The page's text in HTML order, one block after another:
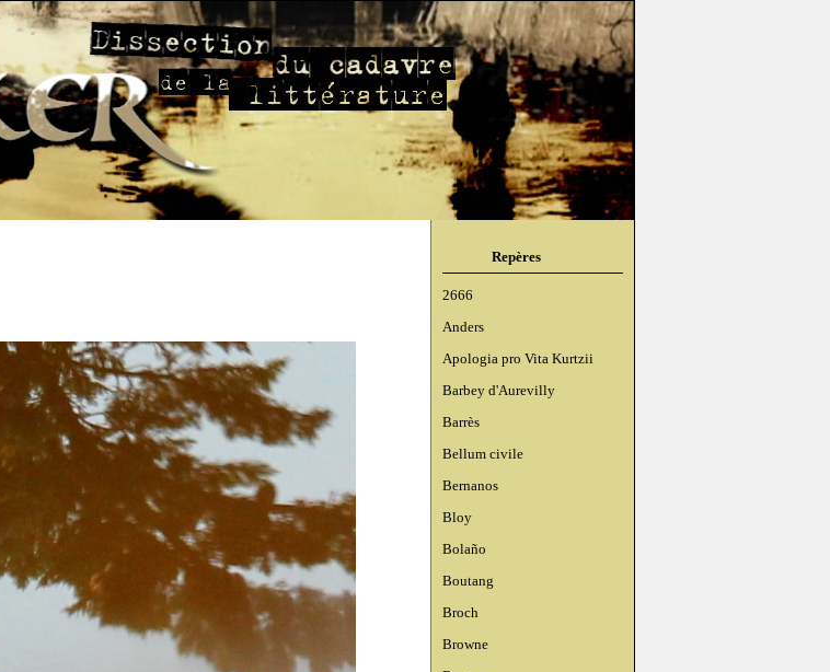
Repères
2666
Anders
Apologia pro Vita Kurtzii
Barbey d'Aurevilly
Barrès
Bellum civile
Bernanos
Bloy
Bolaño
Boutang
Broch
Browne